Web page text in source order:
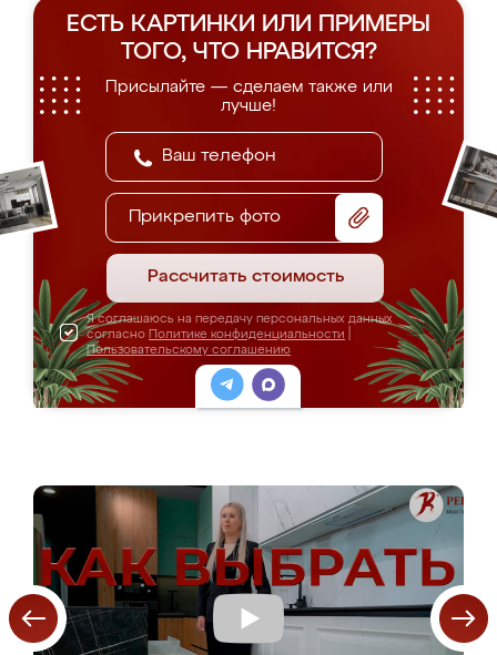
ЕСТЬ КАРТИНКИ ИЛИ ПРИМЕРЫ
ТОГО, ЧТО НРАВИТСЯ?
Присылайте — сделаем также или
лучше!
Прикрепить фото
Рассчитать стоимость
Я соглашаюсь на передачу персональных данных
согласно
Политике конфиденциальности
Пользовательскому соглашению